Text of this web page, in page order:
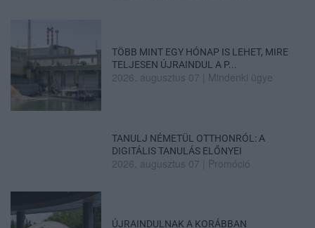
TÖBB MINT EGY HÓNAP IS LEHET, MIRE
TELJESEN ÚJRAINDUL A P...
2026. augusztus 07 Mindenki ügye
TANULJ NÉMETÜL OTTHONRÓL: A
DIGITÁLIS TANULÁS ELŐNYEI
2026. augusztus 07 Promóció
ÚJRAINDULNAK A KORÁBBAN